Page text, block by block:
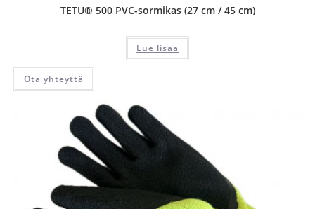
TETU® 500 PVC-sormikas (27 cm / 45 cm)
Lue lisää
Ota yhteyttä